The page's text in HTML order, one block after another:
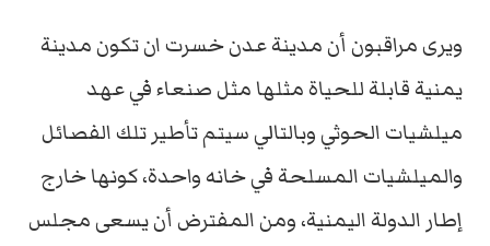
ويرى مراقبون أن مدينة عدن خسرت ان تكون مدينة
يمنية قابلة للحياة مثلها مثل صنعاء في عهد
ميلشيات الحوثي وبالتالي سيتم تأطير تلك الفصائل
والميلشيات المسلحة في خانه واحدة، كونها خارج
إطار الدولة اليمنية، ومن المفترض أن يسعى مجلس